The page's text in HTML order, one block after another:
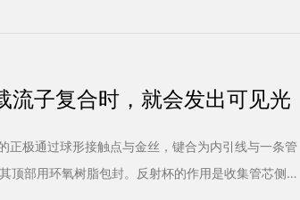
流子复合时，就会发出可见光
极通过球形接触点与金丝，键合为内引线与一条管
顶部用环氧树脂包封。反射杯的作用是收集管芯侧